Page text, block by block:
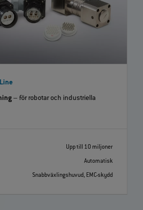
– för robotar och industriella
Upp till 10 miljoner
Automatisk
Snabbväxlingshuvud, EMC-skydd